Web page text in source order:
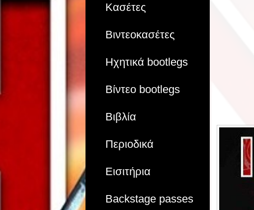
Κασέτες
Βιντεοκασέτες
Ηχητικά bootlegs
Βίντεο bootlegs
Βιβλία
Περιοδικά
Εισιτήρια
Backstage passes